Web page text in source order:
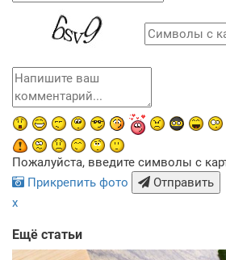
Пожалуйста, введите символы с
Прикрепить фото
Отправить
x
Ещё статьи